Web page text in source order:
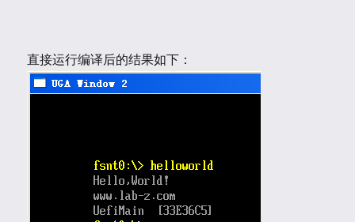
直接运行编译后的结果如下：